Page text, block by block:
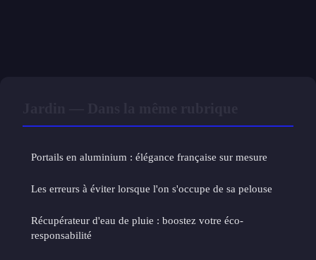
Portails en aluminium : élégance française sur mesure
Les erreurs à éviter lorsque l'on s'occupe de sa pelouse
Récupérateur d'eau de pluie : boostez votre éco-
responsabilité